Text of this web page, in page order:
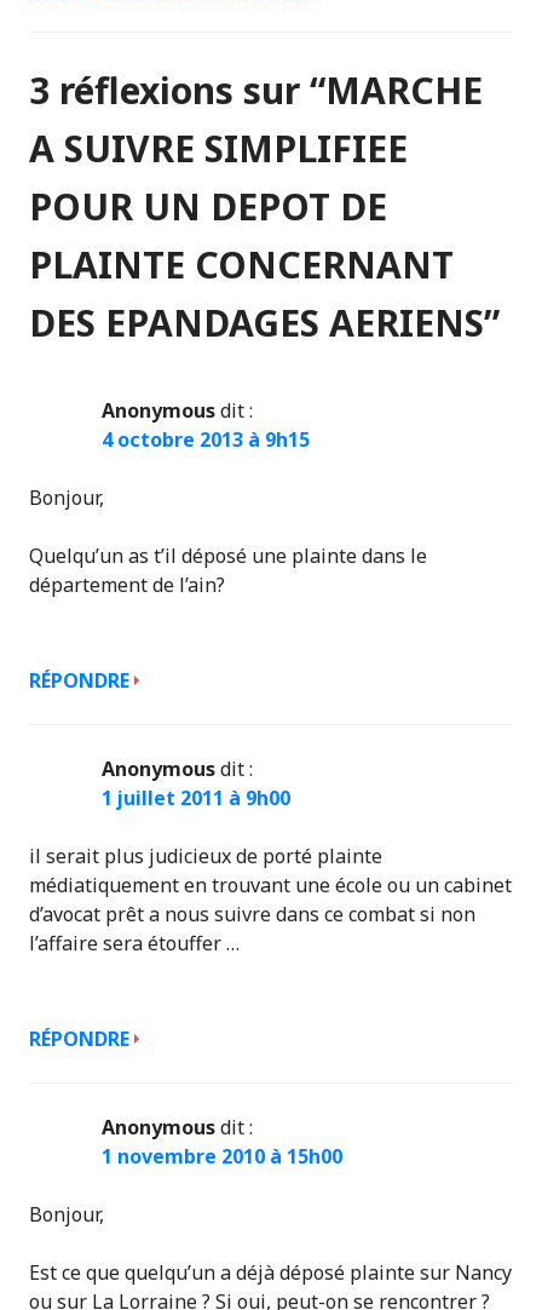
3 réflexions sur “MARCHE
A SUIVRE SIMPLIFIEE
POUR UN DEPOT DE
PLAINTE CONCERNANT
DES EPANDAGES AERIENS”
Anonymousdit :
4 octobre 2013 à 9h15
Bonjour,
Quelqu’un as t’il déposé une plainte dans le
département de l’ain?
RÉPONDRE
Anonymousdit :
1 juillet 2011 à 9h00
il serait plus judicieux de porté plainte
médiatiquement en trouvant une école ou un cabinet
d’avocat prêt a nous suivre dans ce combat si non
l’affaire sera étouffer …
RÉPONDRE
Anonymousdit :
1 novembre 2010 à 15h00
Bonjour,
Est ce que quelqu’un a déjà déposé plainte sur Nancy
ou sur La Lorraine ? Si oui, peut-on se rencontrer ?